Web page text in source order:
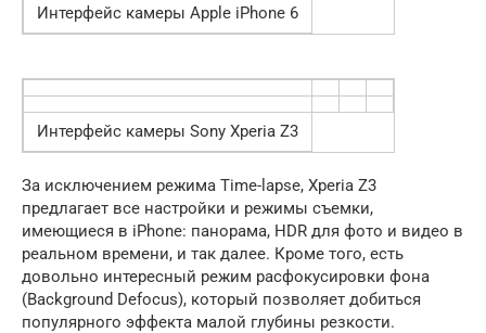
Интерфейс камеры Apple iPhone 6
Интерфейс камеры Sony Xperia Z3
За исключением режима Time-lapse, Xperia Z3
предлагает все настройки и режимы съемки,
имеющиеся в iPhone: панорама, HDR для фото и видео в
реальном времени, и так далее. Кроме того, есть
довольно интересный режим расфокусировки фона
(Background Defocus), который позволяет добиться
популярного эффекта малой глубины резкости.